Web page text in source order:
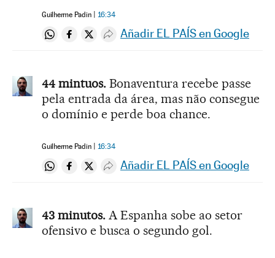
Guilherme Padin 16:34
Compartir en Whatsapp
Compartir en Facebook
Compartir en Twitter
Desplegar Redes Sociales
Añadir EL PAÍS en Google
44 mintuos. Bonaventura recebe passe
pela entrada da área, mas não consegue
o domínio e perde boa chance.
Guilherme Padin 16:34
Compartir en Whatsapp
Compartir en Facebook
Compartir en Twitter
Desplegar Redes Sociales
Añadir EL PAÍS en Google
43 minutos. A Espanha sobe ao setor
ofensivo e busca o segundo gol.